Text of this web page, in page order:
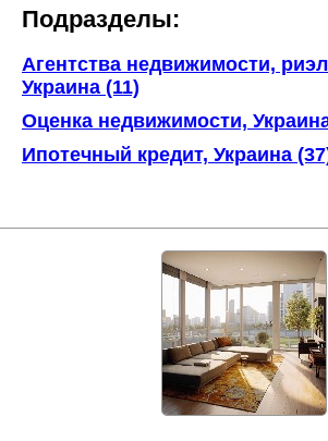
Подразделы:
Агентства недвижимости,
Украина (11)
Оценка недвижимости,
Ипотечный кредит, Украина